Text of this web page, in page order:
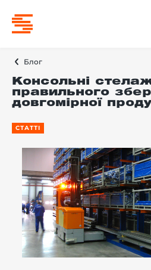
Блог
Консольні
правильного
довгомірної
СТАТТІ